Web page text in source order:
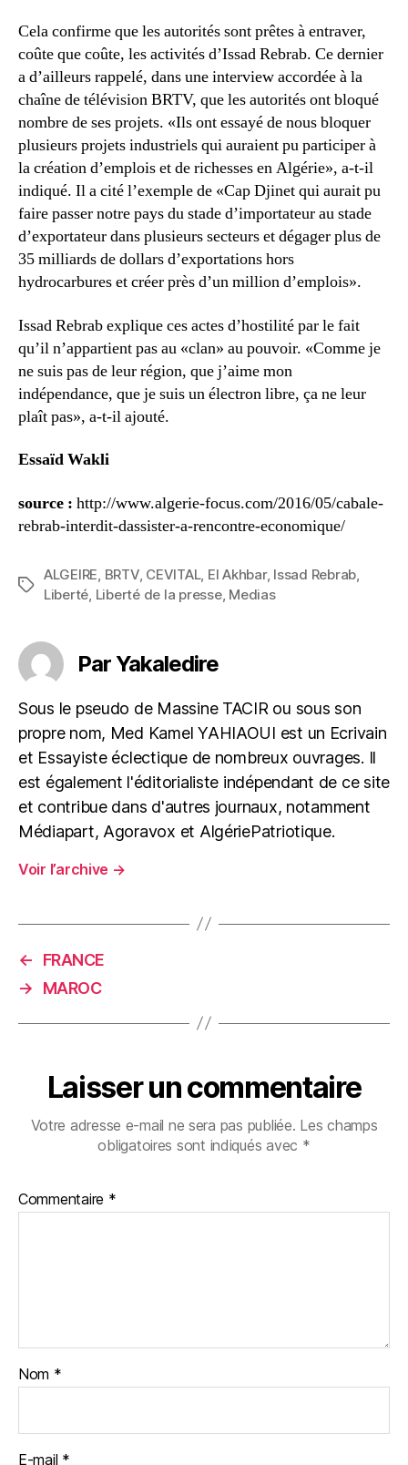
Cela confirme que les autorités sont prêtes à entraver,
coûte que coûte, les activités d’Issad Rebrab. Ce dernier
a d’ailleurs rappelé, dans une interview accordée à la
chaîne de télévision BRTV, que les autorités ont bloqué
nombre de ses projets. «Ils ont essayé de nous bloquer
plusieurs projets industriels qui auraient pu participer à
la création d’emplois et de richesses en Algérie», a-t-il
indiqué. Il a cité l’exemple de «Cap Djinet qui aurait pu
faire passer notre pays du stade d’importateur au stade
d’exportateur dans plusieurs secteurs et dégager plus de
35 milliards de dollars d’exportations hors
hydrocarbures et créer près d’un million d’emplois».
Issad Rebrab explique ces actes d’hostilité par le fait
qu’il n’appartient pas au «clan» au pouvoir. «Comme je
ne suis pas de leur région, que j’aime mon
indépendance, que je suis un électron libre, ça ne leur
plaît pas», a-t-il ajouté.
Essaïd Wakli
source : http://www.algerie-focus.com/2016/05/cabale-
rebrab-interdit-dassister-a-rencontre-economique/
Étiquettes
ALGEIRE BRTV, CEVITAL, El Akhbar, Issad Rebrab
Liberté Liberté de la presse, Medias
Par Yakaledire
Sous le pseudo de Massine TACIR ou sous son
propre nom, Med Kamel YAHIAOUI est un Ecrivain
et Essayiste éclectique de nombreux ouvrages. Il
est également l'éditorialiste indépendant de ce site
et contribue dans d'autres journaux, notamment
Médiapart, Agoravox et AlgériePatriotique.
Voir l’archive →
←
FRANCE
→
MAROC
Laisser un commentaire
Votre adresse e-mail ne sera pas publiée. Les champs
obligatoires sont indiqués avec *
Commentaire *
Nom *
E-mail *